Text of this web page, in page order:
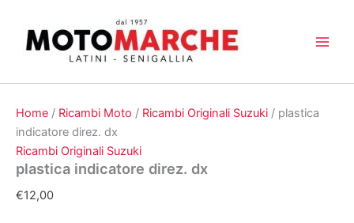
contenuto
Home / Ricambi Moto / Ricambi Originali Suzuki / plastica
indicatore direz. dx
Ricambi Originali Suzuki
plastica indicatore direz. dx
€12,00